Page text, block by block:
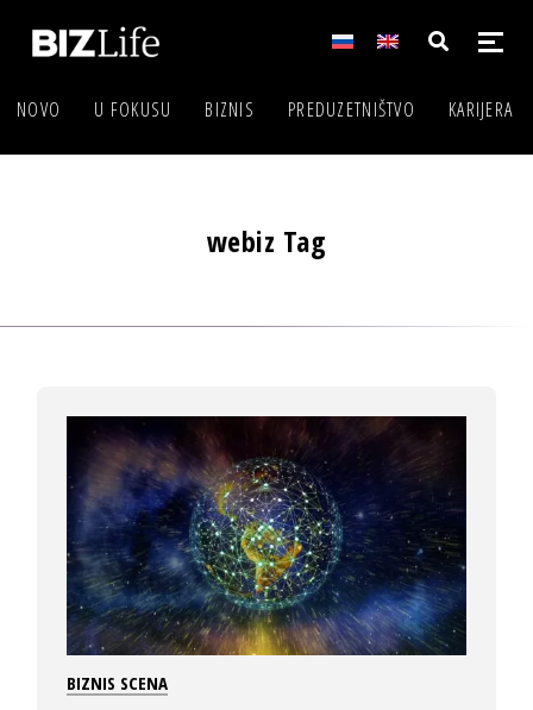
NOVO U FOKUSU BIZNIS PREDUZETNIŠTVO KARIJERA
webiz Tag
BIZNIS SCENA